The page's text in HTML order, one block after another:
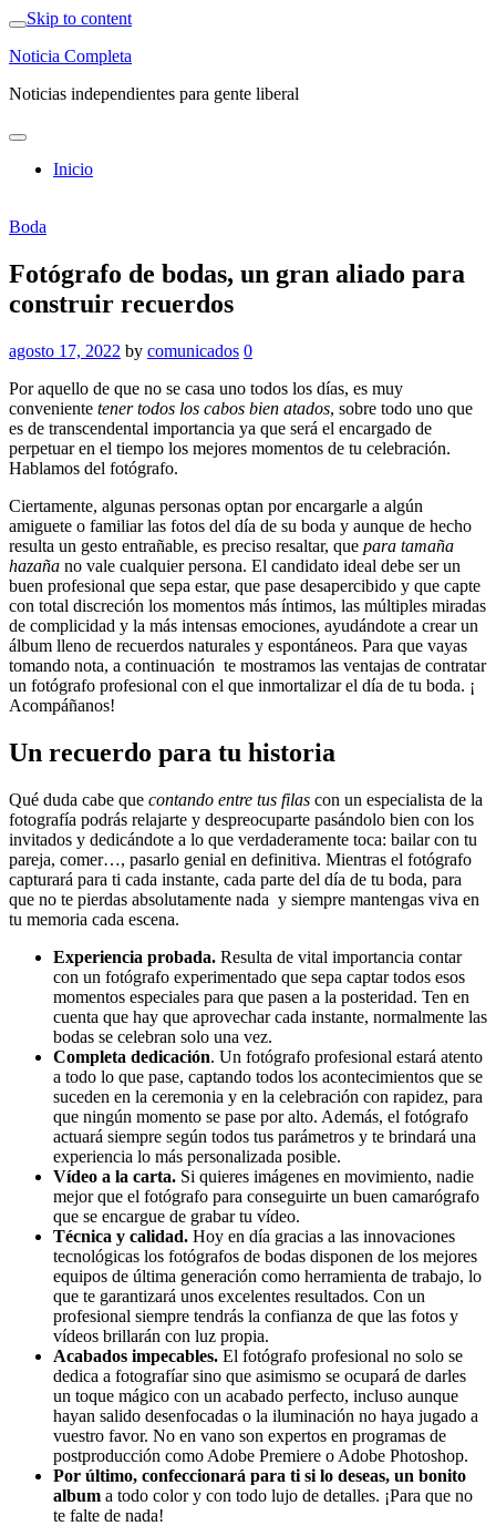
Skip to content
Noticia Completa
Noticias independientes para gente liberal
Inicio
Boda
Fotógrafo de bodas, un gran aliado para
construir recuerdos
agosto 17, 2022 by comunicados 0
Por aquello de que no se casa uno todos los días, es muy
conveniente tener todos los cabos bien atados, sobre todo uno que
es de transcendental importancia ya que será el encargado de
perpetuar en el tiempo los mejores momentos de tu celebración.
Hablamos del fotógrafo.
Ciertamente, algunas personas optan por encargarle a algún
amiguete o familiar las fotos del día de su boda y aunque de hecho
resulta un gesto entrañable, es preciso resaltar, que para tamaña
hazaña no vale cualquier persona. El candidato ideal debe ser un
buen profesional que sepa estar, que pase desapercibido y que capte
con total discreción los momentos más íntimos, las múltiples miradas
de complicidad y la más intensas emociones, ayudándote a crear un
álbum lleno de recuerdos naturales y espontáneos. Para que vayas
tomando nota, a continuación te mostramos las ventajas de contratar
un fotógrafo profesional con el que inmortalizar el día de tu boda. ¡
Acompáñanos!
Un recuerdo para tu historia
Qué duda cabe que contando entre tus filas con un especialista de la
fotografía podrás relajarte y despreocuparte pasándolo bien con los
invitados y dedicándote a lo que verdaderamente toca: bailar con tu
pareja, comer…, pasarlo genial en definitiva. Mientras el fotógrafo
capturará para ti cada instante, cada parte del día de tu boda, para
que no te pierdas absolutamente nada y siempre mantengas viva en
tu memoria cada escena.
Experiencia probada. Resulta de vital importancia contar
con un fotógrafo experimentado que sepa captar todos esos
momentos especiales para que pasen a la posteridad. Ten en
cuenta que hay que aprovechar cada instante, normalmente las
bodas se celebran solo una vez.
Completa dedicación. Un fotógrafo profesional estará atento
a todo lo que pase, captando todos los acontecimientos que se
suceden en la ceremonia y en la celebración con rapidez, para
que ningún momento se pase por alto. Además, el fotógrafo
actuará siempre según todos tus parámetros y te brindará una
experiencia lo más personalizada posible.
Vídeo a la carta. Si quieres imágenes en movimiento, nadie
mejor que el fotógrafo para conseguirte un buen camarógrafo
que se encargue de grabar tu vídeo.
Técnica y calidad. Hoy en día gracias a las innovaciones
tecnológicas los fotógrafos de bodas disponen de los mejores
equipos de última generación como herramienta de trabajo, lo
que te garantizará unos excelentes resultados. Con un
profesional siempre tendrás la confianza de que las fotos y
vídeos brillarán con luz propia.
Acabados impecables. El fotógrafo profesional no solo se
dedica a fotografíar sino que asimismo se ocupará de darles
un toque mágico con un acabado perfecto, incluso aunque
hayan salido desenfocadas o la iluminación no haya jugado a
vuestro favor. No en vano son expertos en programas de
postproducción como Adobe Premiere o Adobe Photoshop.
Por último, confeccionará para ti si lo deseas, un bonito
album a todo color y con todo lujo de detalles. ¡Para que no
te falte de nada!